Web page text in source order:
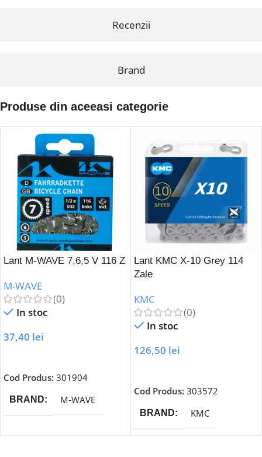
Recenzii
Brand
Produse din aceeasi categorie
Lant M-WAVE 7,6,5 V 116 Z
M-WAVE
(0)
In stoc
37,40 lei
Cod Produs: 301904
BRAND M-WAVE
Lant KMC X-10 Grey 114
Zale
KMC
(0)
In stoc
126,50 lei
Cod Produs: 303572
BRAND KMC